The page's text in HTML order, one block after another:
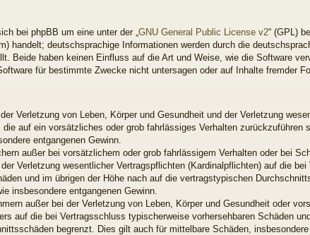
bei phpBB um eine unter der „ GNU General Public License v2“ (GPL)
handelt; deutschsprachige Informationen werden durch die
Beide haben keinen Einfluss auf die Art und Weise, wie die Software
für bestimmte Zwecke nicht untersagen oder auf Inhalte fremder
Verletzung von Leben, Körper und Gesundheit und der Verletzung
auf ein vorsätzliches oder grob fahrlässiges Verhalten zurückzuführen
entgangenen Gewinn.
außer bei vorsätzlichem oder grob fahrlässigem Verhalten oder bei
Verletzung wesentlicher Vertragspflichten (Kardinalpflichten) auf die bei
und im übrigen der Höhe nach auf die vertragstypischen
insbesondere entgangenen Gewinn.
außer bei der Verletzung von Leben, Körper und Gesundheit oder
auf die bei Vertragsschluss typischerweise vorhersehbaren Schäden
begrenzt. Dies gilt auch für mittelbare Schäden, insbesondere